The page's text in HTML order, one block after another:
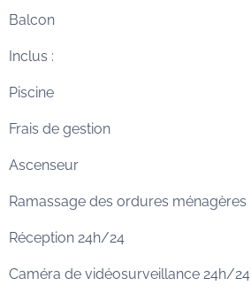
Balcon
Inclus :
Piscine
Frais de gestion
Ascenseur
Ramassage des ordures ménagères
Réception 24h/24
Caméra de vidéosurveillance 24h/24